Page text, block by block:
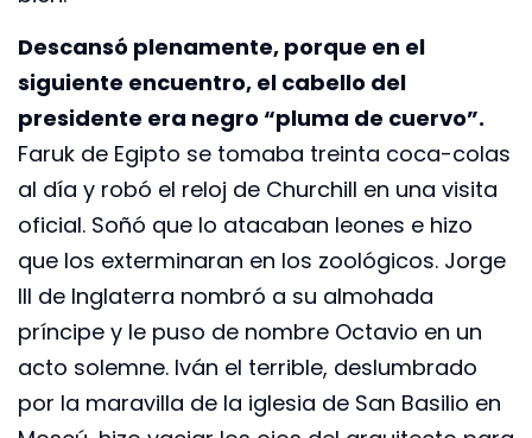
Descansó plenamente, porque en el
siguiente encuentro, el cabello del
presidente era negro “pluma de cuervo”.
Faruk de Egipto se tomaba treinta coca-colas
al día y robó el reloj de Churchill en una visita
oficial. Soñó que lo atacaban leones e hizo
que los exterminaran en los zoológicos. Jorge
III de Inglaterra nombró a su almohada
príncipe y le puso de nombre Octavio en un
acto solemne. Iván el terrible, deslumbrado
por la maravilla de la iglesia de San Basilio en